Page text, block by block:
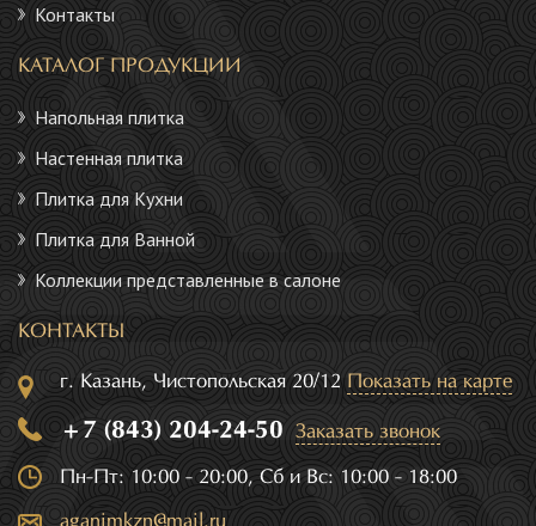
Контакты
КАТАЛОГ ПРОДУКЦИИ
Напольная плитка
Настенная плитка
Плитка для Кухни
Плитка для Ванной
Коллекции представленные в салоне
КОНТАКТЫ
г. Казань, Чистопольская 20/12 Показать на карте
+7 (843) 204-24-50 Заказать звонок
Пн-Пт: 10:00 - 20:00, Сб и Вс: 10:00 - 18:00
aganimkzn@mail.ru